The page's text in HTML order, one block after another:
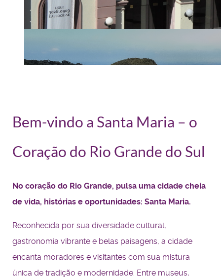
Bem-vindo a Santa Maria – o
Coração do Rio Grande do Sul
No coração do Rio Grande, pulsa uma cidade cheia
de vida, histórias e oportunidades: Santa Maria.
Reconhecida por sua diversidade cultural,
gastronomia vibrante e belas paisagens, a cidade
encanta moradores e visitantes com sua mistura
única de tradição e modernidade. Entre museus,